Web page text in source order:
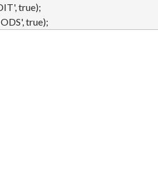
true);
true);